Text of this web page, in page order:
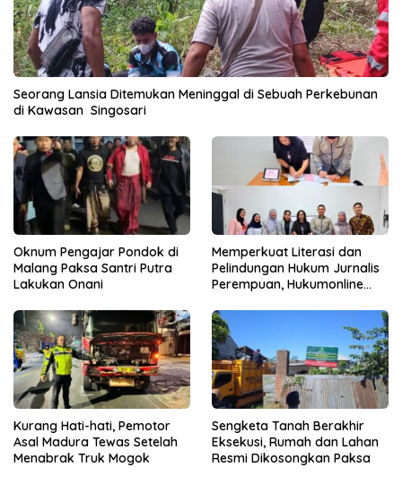
Seorang Lansia Ditemukan Meninggal di Sebuah Perkebunan
di Kawasan Singosari
Oknum Pengajar Pondok di
Malang Paksa Santri Putra
Lakukan Onani
Memperkuat Literasi dan
Pelindungan Hukum Jurnalis
Perempuan, Hukumonline
Gratis
Kurang Hati-hati, Pemotor
Asal Madura Tewas Setelah
Menabrak Truk Mogok
Sengketa Tanah Berakhir
Eksekusi, Rumah dan Lahan
Resmi Dikosongkan Paksa